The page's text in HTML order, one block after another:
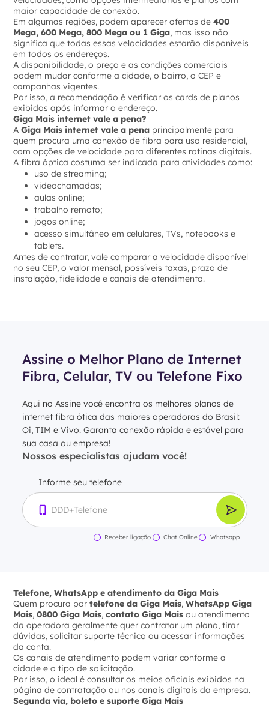
maior capacidade de conexão.
Em algumas regiões, podem aparecer ofertas de400
Mega, 600 Mega, 800 Mega ou 1 Giga, mas isso não
significa que todas essas velocidades estarão disponíveis
em todos os endereços.
A disponibilidade, o preço e as condições comerciais
podem mudar conforme a cidade, o bairro, o CEP e
campanhas vigentes.
Por isso, a recomendação é verificar os cards de planos
exibidos após informar o endereço.
Giga Mais internet vale a pena?
AGiga Mais internet vale a pena principalmente para
quem procura uma conexão de fibra para uso residencial,
com opções de velocidade para diferentes rotinas digitais.
A fibra óptica costuma ser indicada para atividades como:
uso de streaming;
videochamadas;
aulas online;
trabalho remoto;
jogos online;
acesso simultâneo em celulares, TVs, notebooks e
tablets.
Antes de contratar, vale comparar a velocidade disponível
no seu CEP, o valor mensal, possíveis taxas, prazo de
instalação, fidelidade e canais de atendimento.
Assine o Melhor Plano de Internet
Fibra, Celular, TV ou Telefone Fixo
Aqui no Assine você encontra os melhores planos de
internet fibra ótica das maiores operadoras do Brasil:
Oi, TIM e Vivo. Garanta conexão rápida e estável para
sua casa ou empresa!
Nossos especialistas ajudam você!
Informe seu telefone
Receber ligação Chat Online Whatsapp
Telefone, WhatsApp e atendimento da Giga Mais
Quem procura portelefone da Giga Mais,WhatsApp Giga
Mais,0800 Giga Mais,contato Giga Mais ou atendimento
da operadora geralmente quer contratar um plano, tirar
dúvidas, solicitar suporte técnico ou acessar informações
da conta.
Os canais de atendimento podem variar conforme a
cidade e o tipo de solicitação.
Por isso, o ideal é consultar os meios oficiais exibidos na
página de contratação ou nos canais digitais da empresa.
Segunda via, boleto e suporte Giga Mais